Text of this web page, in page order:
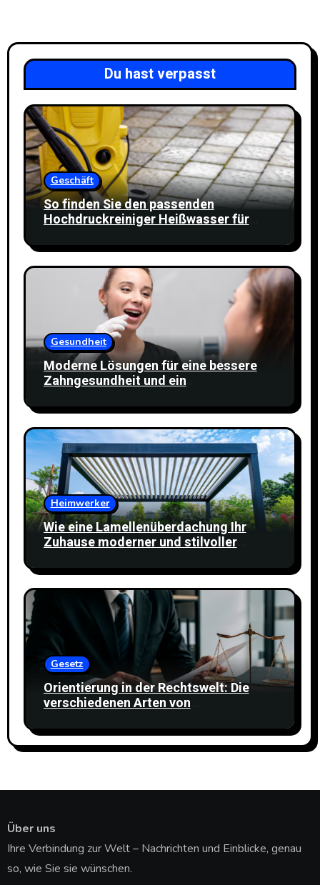
Du hast verpasst
Geschäft
So finden Sie den passenden
Hochdruckreiniger Heißwasser für
Gesundheit
Moderne Lösungen für eine bessere
Zahngesundheit und ein
Heimwerker
Wie eine Lamellenüberdachung Ihr
Zuhause moderner und stilvoller
Gesetz
Orientierung in der Rechtswelt: Die
verschiedenen Arten von
Über uns
Ihre Verbindung zur Welt – Nachrichten und Einblicke, genau
so, wie Sie sie wünschen.